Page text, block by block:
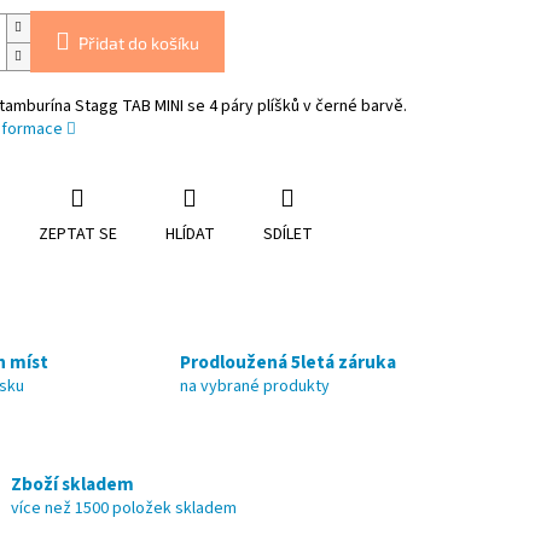
Přidat do košíku
Stagg TAB MINI se 4 páry plíšků v černé barvě.
ZEPTAT SE HLÍDAT SDÍLET
míst Prodloužená 5letá záruka
na vybrané produkty
Zboží skladem
více než 1500 položek skladem